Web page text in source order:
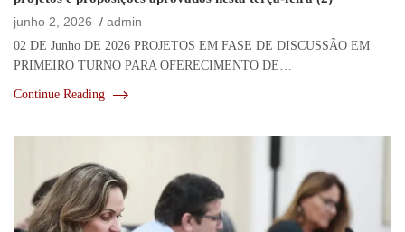
junho 2, 2026
admin
02 DE Junho DE 2026 PROJETOS EM FASE DE DISCUSSÃO EM
PRIMEIRO TURNO PARA OFERECIMENTO DE…
Continue Reading